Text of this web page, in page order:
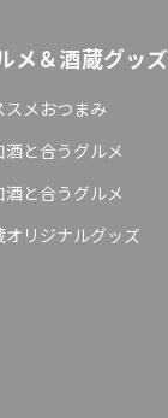
メ＆酒蔵グッズ
スメおつまみ
酒と合うグルメ
酒と合うグルメ
オリジナルグッズ